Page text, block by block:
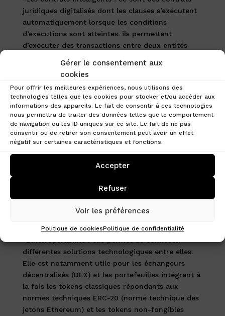
Gérer le consentement aux
cookies
Pour offrir les meilleures expériences, nous utilisons des
technologies telles que les cookies pour stocker et/ou accéder aux
informations des appareils. Le fait de consentir à ces technologies
nous permettra de traiter des données telles que le comportement
de navigation ou les ID uniques sur ce site. Le fait de ne pas
consentir ou de retirer son consentement peut avoir un effet
négatif sur certaines caractéristiques et fonctions.
Accepter
Refuser
Voir les préférences
Politique de cookiesPolitique de confidentialité
juridiques digitalisés dont les clauses s’exécutent
automatiquement lorsque les conditions
d’exécutions sont atteintes. ils permettent
d’exécuter des transactions entre deux entités
exécution.
Les exemples d’utilisations sont diverss et variés :
déposer automatiquement des liquidités dans un
protocole, standardiser l’échange de deux tokens
différents; voter dans une DAO, ou encore la
fabrication de l’ensemble des produits financiers
de l’écosystème crypto.
-L’émission de tokens / financement participatif
(ICO) : tout le monde peut créer un projet,
émettre son token sur la blockchain Ethereum et
différentes solutions technologiques entre elles.
Elle est notamment utile pour les échangeurs
décentralisés (DEX) et les portefeuilles intégrant à
la fois les tokens classiques répondants aux
normes techniques ERC-20 (norme technique des
jetons Ethereum) et les tokens non-fongibles